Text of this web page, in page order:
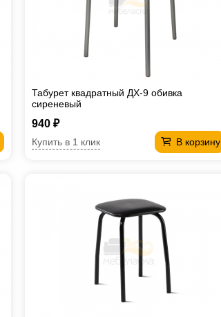
Табурет квадратный ДХ-9 обивка
сиреневый
940 ₽
В корзину
Купить в 1 клик